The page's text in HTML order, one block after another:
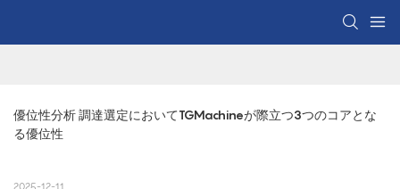
優位性分析 調達選定においてTGMachineが際立つ3つのコアとな
る優位性